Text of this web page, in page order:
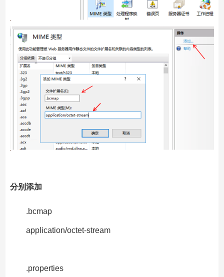
分别添加
.bcmap
application/octet-stream
.properties